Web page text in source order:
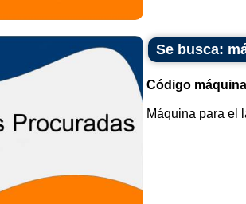
Se busca:
Código
Máquina para el